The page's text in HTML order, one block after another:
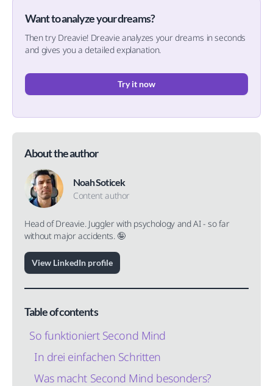
Want to analyze your dreams?
Then try Dreavie! Dreavie analyzes your dreams in seconds
and gives you a detailed explanation.
Try it now
About the author
Noah Soticek
Content author
Head of Dreavie. Juggler with psychology and AI - so far
without major accidents. 🤪
View LinkedIn profile
Table of contents
So funktioniert Second Mind
In drei einfachen Schritten
Was macht Second Mind besonders?